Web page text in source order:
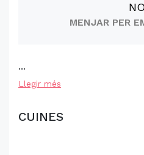
NO
MENJAR PER
...
Llegir més
CUINES